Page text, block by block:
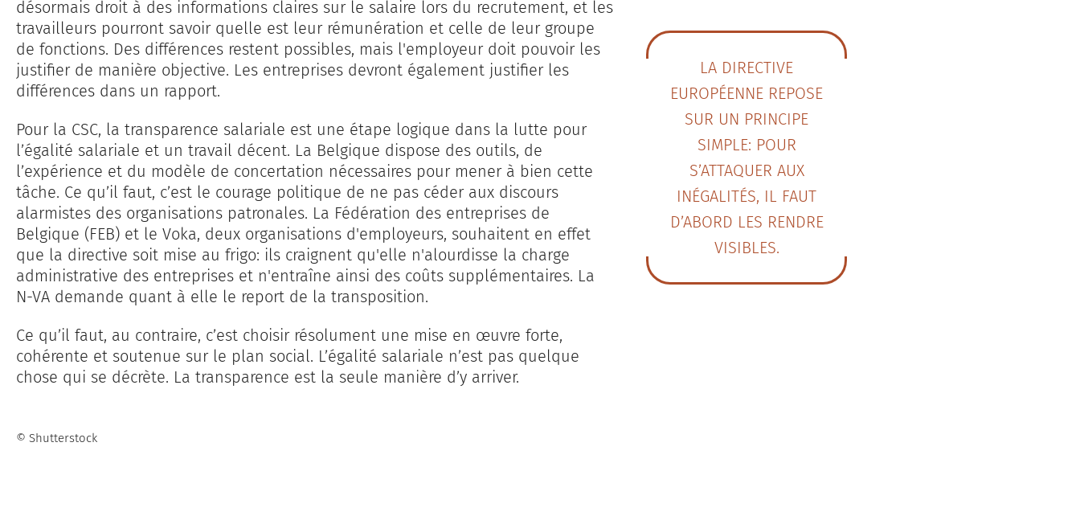
désormais droit à des informations claires sur le salaire lors du recrutement, et les
travailleurs pourront savoir quelle est leur rémunération et celle de leur groupe
de fonctions. Des différences restent possibles, mais l'employeur doit pouvoir les
justifier de manière objective. Les entreprises devront également justifier les
différences dans un rapport.
Pour la CSC, la transparence salariale est une étape logique dans la lutte pour
l’égalité salariale et un travail décent. La Belgique dispose des outils, de
l’expérience et du modèle de concertation nécessaires pour mener à bien cette
tâche. Ce qu’il faut, c’est le courage politique de ne pas céder aux discours
alarmistes des organisations patronales. La Fédération des entreprises de
Belgique (FEB) et le Voka, deux organisations d'employeurs, souhaitent en effet
que la directive soit mise au frigo: ils craignent qu'elle n'alourdisse la charge
administrative des entreprises et n'entraîne ainsi des coûts supplémentaires. La
N-VA demande quant à elle le report de la transposition.
Ce qu’il faut, au contraire, c’est choisir résolument une mise en œuvre forte,
cohérente et soutenue sur le plan social. L’égalité salariale n’est pas quelque
chose qui se décrète. La transparence est la seule manière d’y arriver.
LA DIRECTIVE
EUROPÉENNE REPOSE
SUR UN PRINCIPE
SIMPLE: POUR
S’ATTAQUER AUX
INÉGALITÉS, IL FAUT
D’ABORD LES RENDRE
VISIBLES.
© Shutterstock